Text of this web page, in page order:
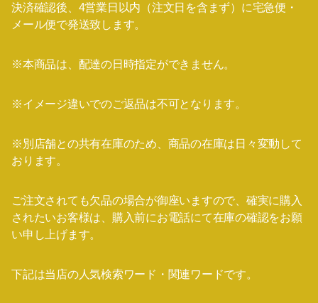
決済確認後、4営業日以内（注文日を含まず）に宅急便・
メール便で発送致します。
※本商品は、配達の日時指定ができません。
※イメージ違いでのご返品は不可となります。
※別店舗との共有在庫のため、商品の在庫は日々変動して
おります。
ご注文されても欠品の場合が御座いますので、確実に購入
されたいお客様は、購入前にお電話にて在庫の確認をお願
い申し上げます。
下記は当店の人気検索ワード・関連ワードです。